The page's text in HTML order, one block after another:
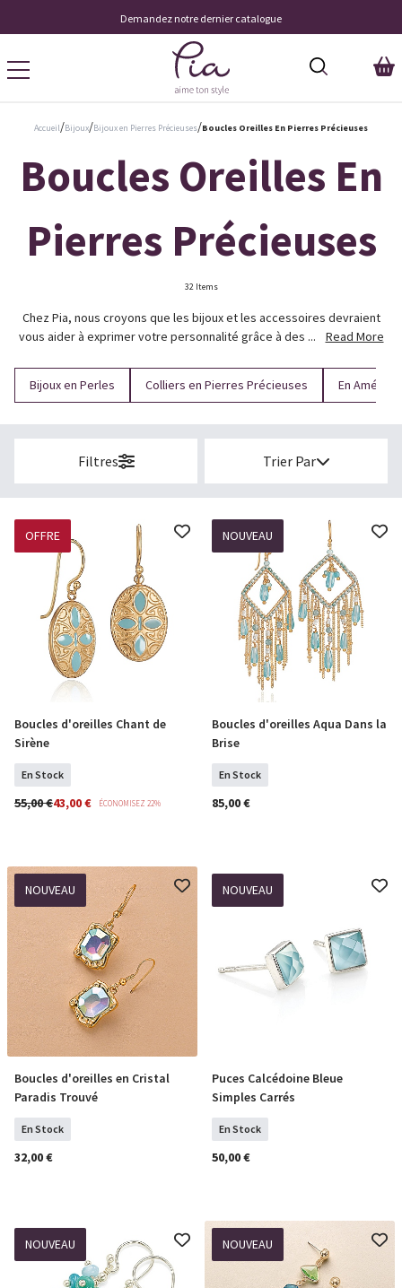
Demandez notre dernier catalogue
Accueil/Bijoux/Bijoux en Pierres Précieuses/Boucles Oreilles En Pierres Précieuses
Boucles Oreilles En
Pierres Précieuses
32 Items
Chez Pia, nous croyons que les bijoux et les accessoires devraient
vous aider à exprimer votre personnalité grâce à des ...
Read More
Bijoux en Perles Colliers en Pierres Précieuses En
Filtres Trier Par
OFFRE
COMMANDER
Boucles d'oreilles Chant de
Sirène
En Stock
55,00 €43,00 € ÉCONOMISEZ 22%
NOUVEAU
COMMANDER
Boucles d'oreilles Aqua Dans la
Brise
En Stock
85,00 €
NOUVEAU
COMMANDER
Boucles d'oreilles en Cristal
Paradis Trouvé
En Stock
32,00 €
NOUVEAU
COMMANDER
Puces Calcédoine Bleue
Simples Carrés
En Stock
50,00 €
NOUVEAU NOUVEAU